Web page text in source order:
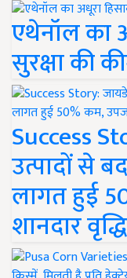
एथेनॉल का
सुरक्षा की
Success
उत्पादों से
लागत हुई
शानदार